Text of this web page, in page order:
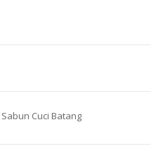
Sabun Cuci Batang